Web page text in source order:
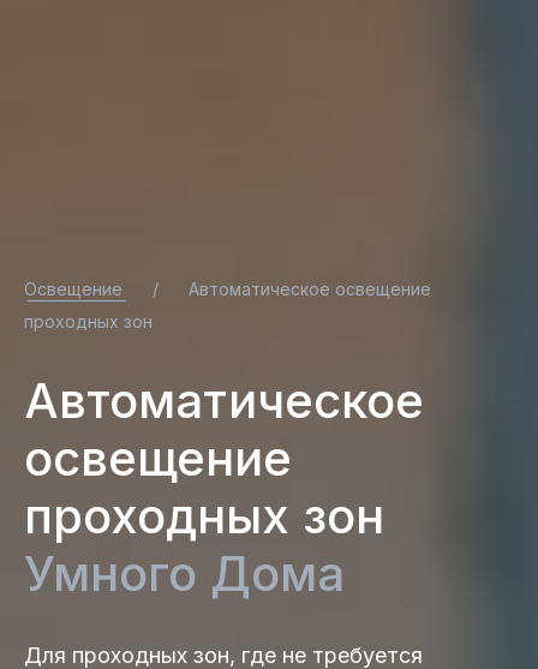
Освещение /
Автоматическое освещение
проходных зон
Автоматическое
освещение
проходных зон
Умного Дома
Для проходных зон, где не требуется